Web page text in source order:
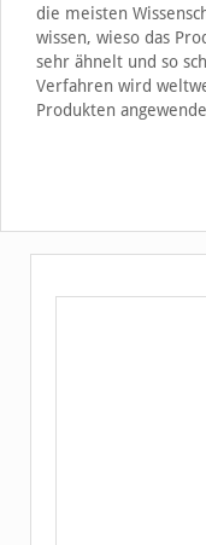
die meisten
wissen, wieso das
sehr ähnelt und so
Verfahren wird
Produkten